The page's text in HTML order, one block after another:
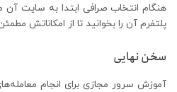
هنگام انتخاب صرافی ابتدا به سایت آن
پلتفرم آن را بخوانید تا از امکاناتش
سخن نهایی
آموزش سرور مجازی برای انجام